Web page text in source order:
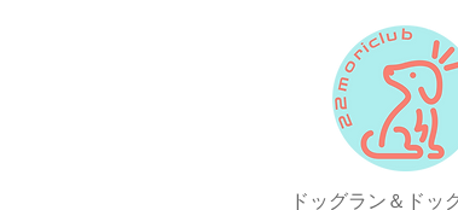
ドッグラン＆ドッ